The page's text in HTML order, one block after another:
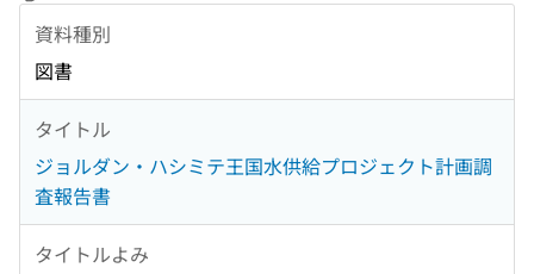
資料種別
図書
タイトル
ジョルダン・ハシミテ王国水供給プロジェクト計画調
査報告書
タイトルよみ